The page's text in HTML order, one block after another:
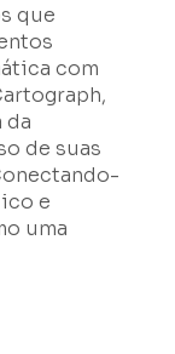
que
com
da
de suas
e
uma